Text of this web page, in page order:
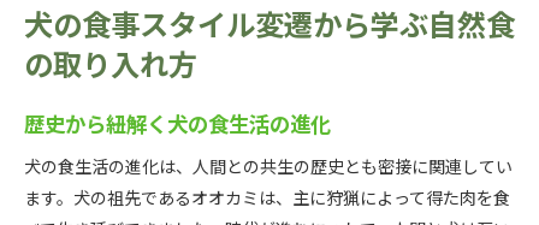
犬の食事スタイル変遷から学ぶ自然食
の取り入れ方
歴史から紐解く犬の食生活の進化
犬の食生活の進化は、人間との共生の歴史とも密接に関連してい
ます。犬の祖先であるオオカミは、主に狩猟によって得た肉を食